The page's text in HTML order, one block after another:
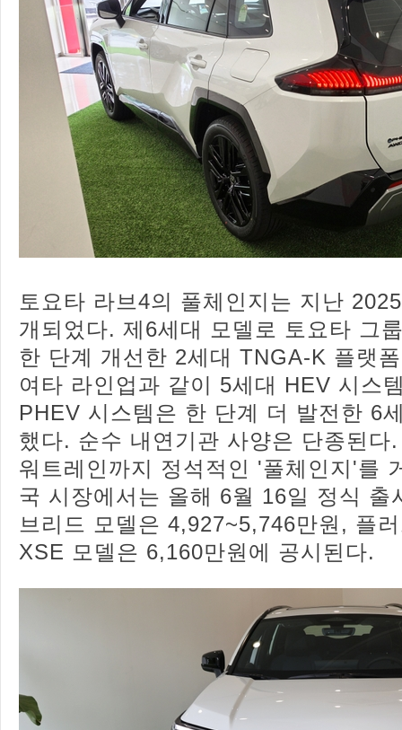
토요타 라브4의 풀체인지는 지난
개되었다. 제6세대 모델로 토요타 그
한 단계 개선한 2세대 TNGA-K 플랫
여타 라인업과 같이 5세대 HEV 시스
PHEV 시스템은 한 단계 더 발전한 6
했다. 순수 내연기관 사양은 단종된다
워트레인까지 정석적인 '풀체인지'를
국 시장에서는 올해 6월 16일 정식 출
브리드 모델은 4,927~5,746만원, 플
XSE 모델은 6,160만원에 공시된다.